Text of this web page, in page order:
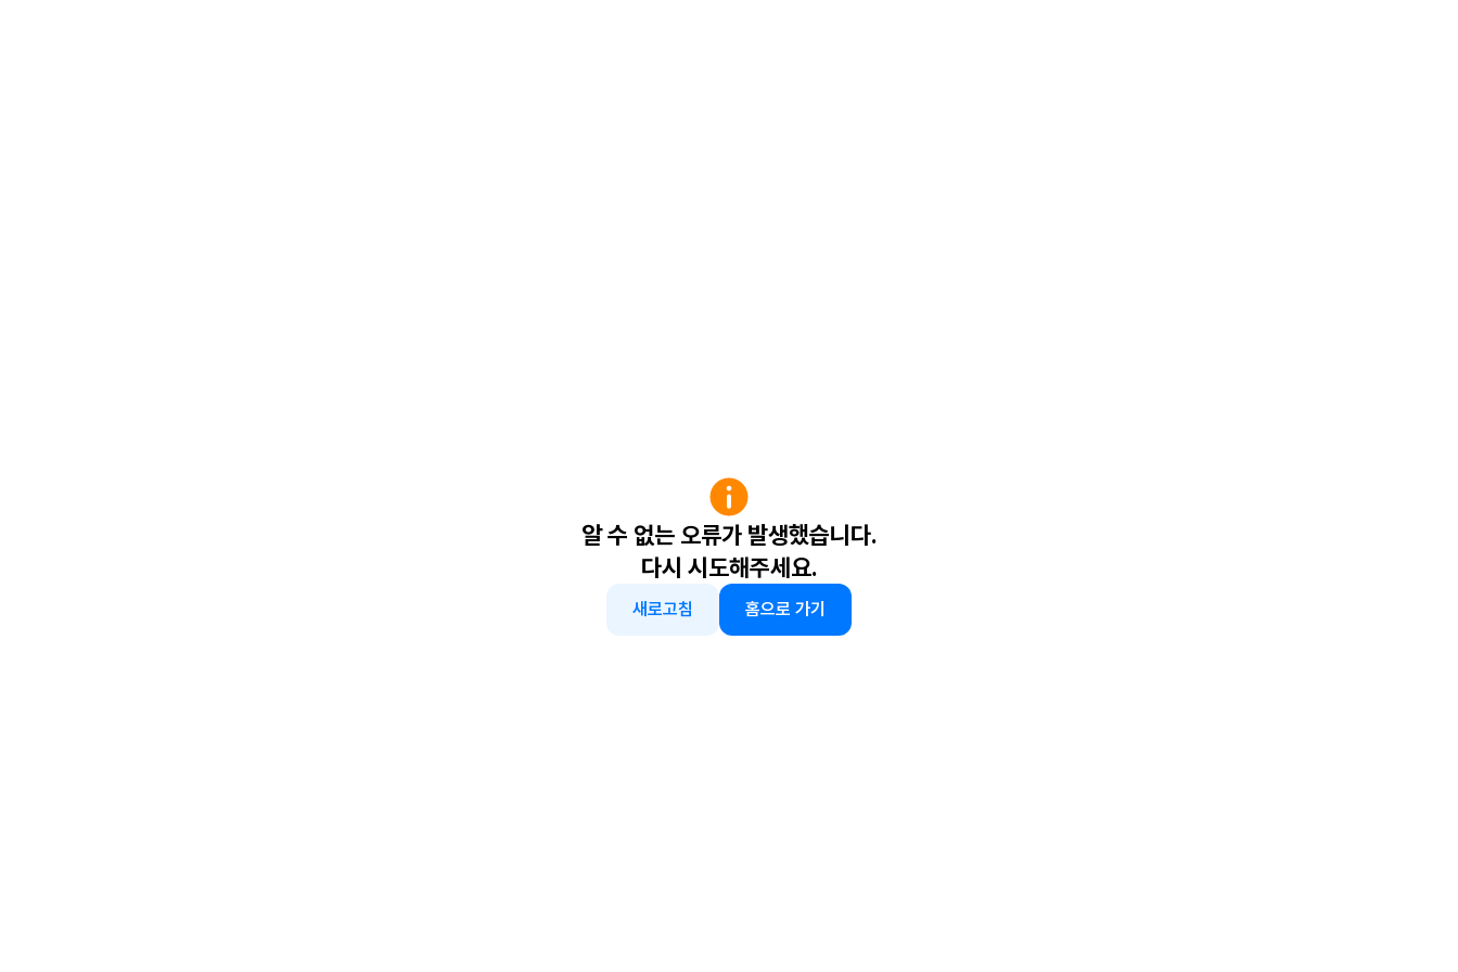
알 수 없는 오류가 발생했습니다.
다시 시도해주세요.
새로고침 홈으로 가기